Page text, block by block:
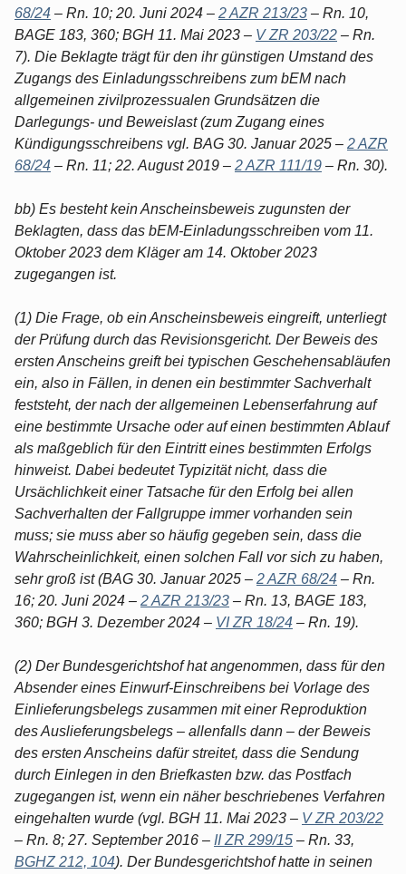
68/24 – Rn. 10; 20. Juni 2024 – 2 AZR 213/23 – Rn. 10,
BAGE 183, 360; BGH 11. Mai 2023 – V ZR 203/22 – Rn.
7). Die Beklagte trägt für den ihr günstigen Umstand des
Zugangs des Einladungsschreibens zum bEM nach
allgemeinen zivilprozessualen Grundsätzen die
Darlegungs- und Beweislast (zum Zugang eines
Kündigungsschreibens vgl. BAG 30. Januar 2025 – 2 AZR
68/24 – Rn. 11; 22. August 2019 – 2 AZR 111/19 – Rn. 30).
bb) Es besteht kein Anscheinsbeweis zugunsten der
Beklagten, dass das bEM-Einladungsschreiben vom 11.
Oktober 2023 dem Kläger am 14. Oktober 2023
zugegangen ist.
(1) Die Frage, ob ein Anscheinsbeweis eingreift, unterliegt
der Prüfung durch das Revisionsgericht. Der Beweis des
ersten Anscheins greift bei typischen Geschehensabläufen
ein, also in Fällen, in denen ein bestimmter Sachverhalt
feststeht, der nach der allgemeinen Lebenserfahrung auf
eine bestimmte Ursache oder auf einen bestimmten Ablauf
als maßgeblich für den Eintritt eines bestimmten Erfolgs
hinweist. Dabei bedeutet Typizität nicht, dass die
Ursächlichkeit einer Tatsache für den Erfolg bei allen
Sachverhalten der Fallgruppe immer vorhanden sein
muss; sie muss aber so häufig gegeben sein, dass die
Wahrscheinlichkeit, einen solchen Fall vor sich zu haben,
sehr groß ist (BAG 30. Januar 2025 – 2 AZR 68/24 – Rn.
16; 20. Juni 2024 – 2 AZR 213/23 – Rn. 13, BAGE 183,
360; BGH 3. Dezember 2024 – VI ZR 18/24 – Rn. 19).
(2) Der Bundesgerichtshof hat angenommen, dass für den
Absender eines Einwurf-Einschreibens bei Vorlage des
Einlieferungsbelegs zusammen mit einer Reproduktion
des Auslieferungsbelegs – allenfalls dann – der Beweis
des ersten Anscheins dafür streitet, dass die Sendung
durch Einlegen in den Briefkasten bzw. das Postfach
zugegangen ist, wenn ein näher beschriebenes Verfahren
eingehalten wurde (vgl. BGH 11. Mai 2023 – V ZR 203/22
– Rn. 8; 27. September 2016 – II ZR 299/15 – Rn. 33,
BGHZ 212, 104). Der Bundesgerichtshof hatte in seinen